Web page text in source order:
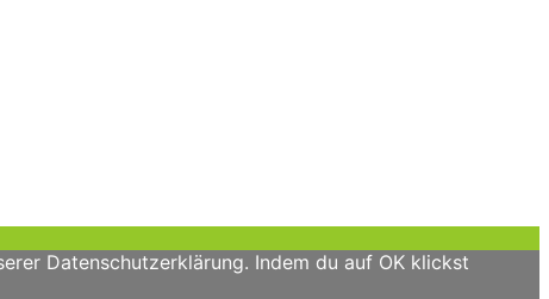
Datenschutzerklärung. Indem du auf OK klickst